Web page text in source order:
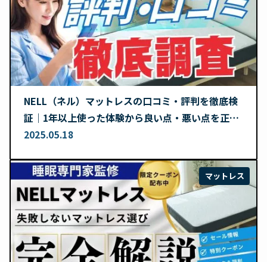
NELL（ネル）マットレスの口コミ・評判を徹底検
証｜1年以上使った体験から良い点・悪い点を正直
レビュー
2025.05.18
マットレス